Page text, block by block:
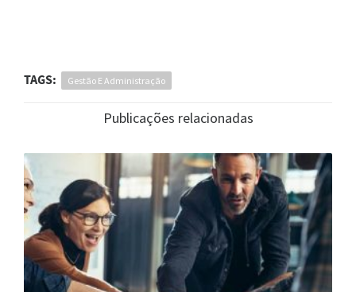
TAGS: Gestão E Administração
Publicações relacionadas